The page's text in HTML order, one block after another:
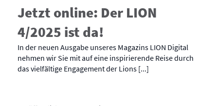
Jetzt online: Der LION
4/2025 ist da!
In der neuen Ausgabe unseres Magazins LION Digital
nehmen wir Sie mit auf eine inspirierende Reise durch
das vielfältige Engagement der Lions [...]